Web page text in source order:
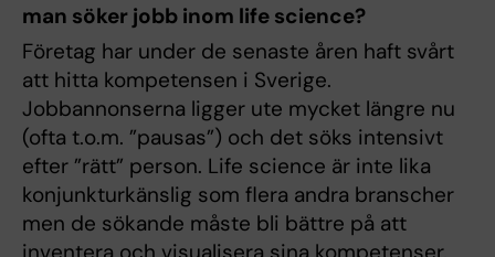
man söker jobb inom life science?
Företag har under de senaste åren haft svårt
att hitta kompetensen i Sverige.
Jobbannonserna ligger ute mycket längre nu
(ofta t.o.m. ”pausas”) och det söks intensivt
efter ”rätt” person. Life science är inte lika
konjunkturkänslig som flera andra branscher
men de sökande måste bli bättre på att